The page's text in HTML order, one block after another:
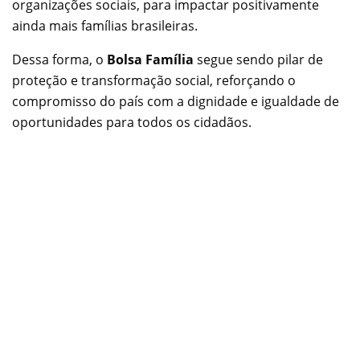
organizações sociais, para impactar positivamente
ainda mais famílias brasileiras.
Dessa forma, o Bolsa Família segue sendo pilar de
proteção e transformação social, reforçando o
compromisso do país com a dignidade e igualdade de
oportunidades para todos os cidadãos.